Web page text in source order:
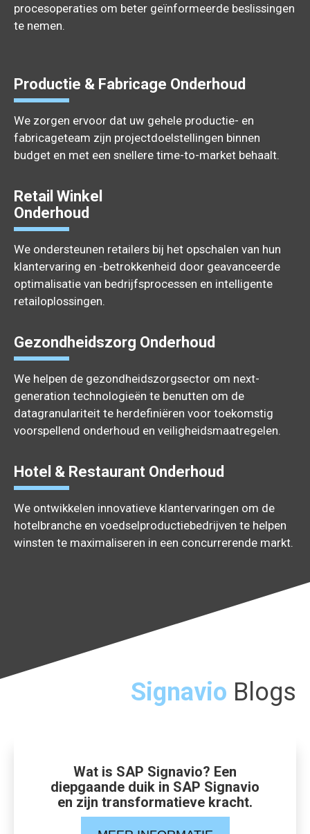
procesoperaties om beter geïnformeerde beslissingen
te nemen.
Productie & Fabricage Onderhoud
We zorgen ervoor dat uw gehele productie- en
fabricageteam zijn projectdoelstellingen binnen
budget en met een snellere time-to-market behaalt.
Retail Winkel
Onderhoud
We ondersteunen retailers bij het opschalen van hun
klantervaring en -betrokkenheid door geavanceerde
optimalisatie van bedrijfsprocessen en intelligente
retailoplossingen.
Gezondheidszorg Onderhoud
We helpen de gezondheidszorgsector om next-
generation technologieën te benutten om de
datagranulariteit te herdefiniëren voor toekomstig
voorspellend onderhoud en veiligheidsmaatregelen.
Hotel & Restaurant Onderhoud
We ontwikkelen innovatieve klantervaringen om de
hotelbranche en voedselproductiebedrijven te helpen
winsten te maximaliseren in een concurrerende markt.
Signavio Blogs
Wat is SAP Signavio? Een
diepgaande duik in SAP Signavio
en zijn transformatieve kracht.